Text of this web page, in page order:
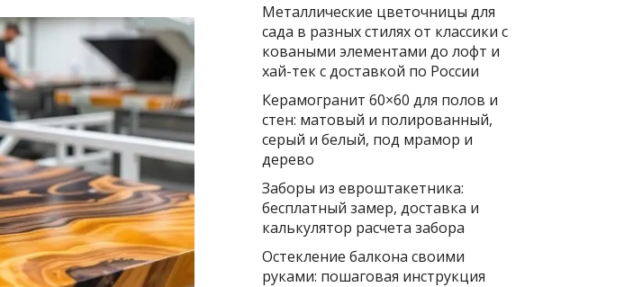
Металлические цветочницы для
сада в разных стилях от классики с
коваными элементами до лофт и
хай-тек с доставкой по России
Керамогранит 60×60 для полов и
стен: матовый и полированный,
серый и белый, под мрамор и
дерево
Заборы из евроштакетника:
бесплатный замер, доставка и
калькулятор расчета забора
Остекление балкона своими
руками: пошаговая инструкция